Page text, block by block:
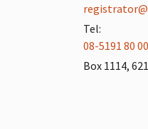
Tel:
08-5191 80 00
Box 1114,